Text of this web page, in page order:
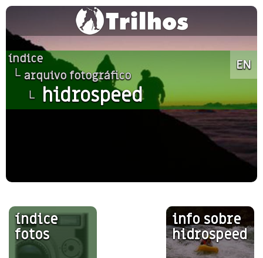
EN
índice
└ arquivo fotográfico
└ hidrospeed
info sobre
hidrospeed
índice
fotos